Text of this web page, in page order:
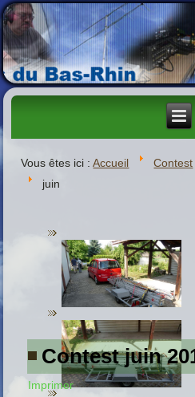
Vous êtes ici :Accueil Contest
juin
Contest juin
Imprimer